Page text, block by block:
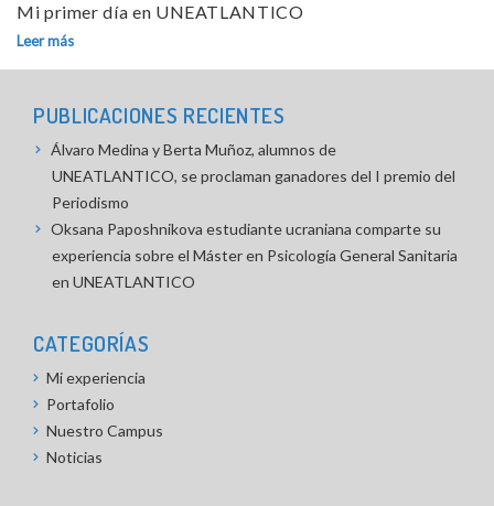
Mi primer día en UNEATLANTICO
Leer más
PUBLICACIONES RECIENTES
Álvaro Medina y Berta Muñoz, alumnos de
UNEATLANTICO, se proclaman ganadores del I premio del
Periodismo
Oksana Paposhnikova estudiante ucraniana comparte su
experiencia sobre el Máster en Psicología General Sanitaria
en UNEATLANTICO
CATEGORÍAS
Mi experiencia
Portafolio
Nuestro Campus
Noticias